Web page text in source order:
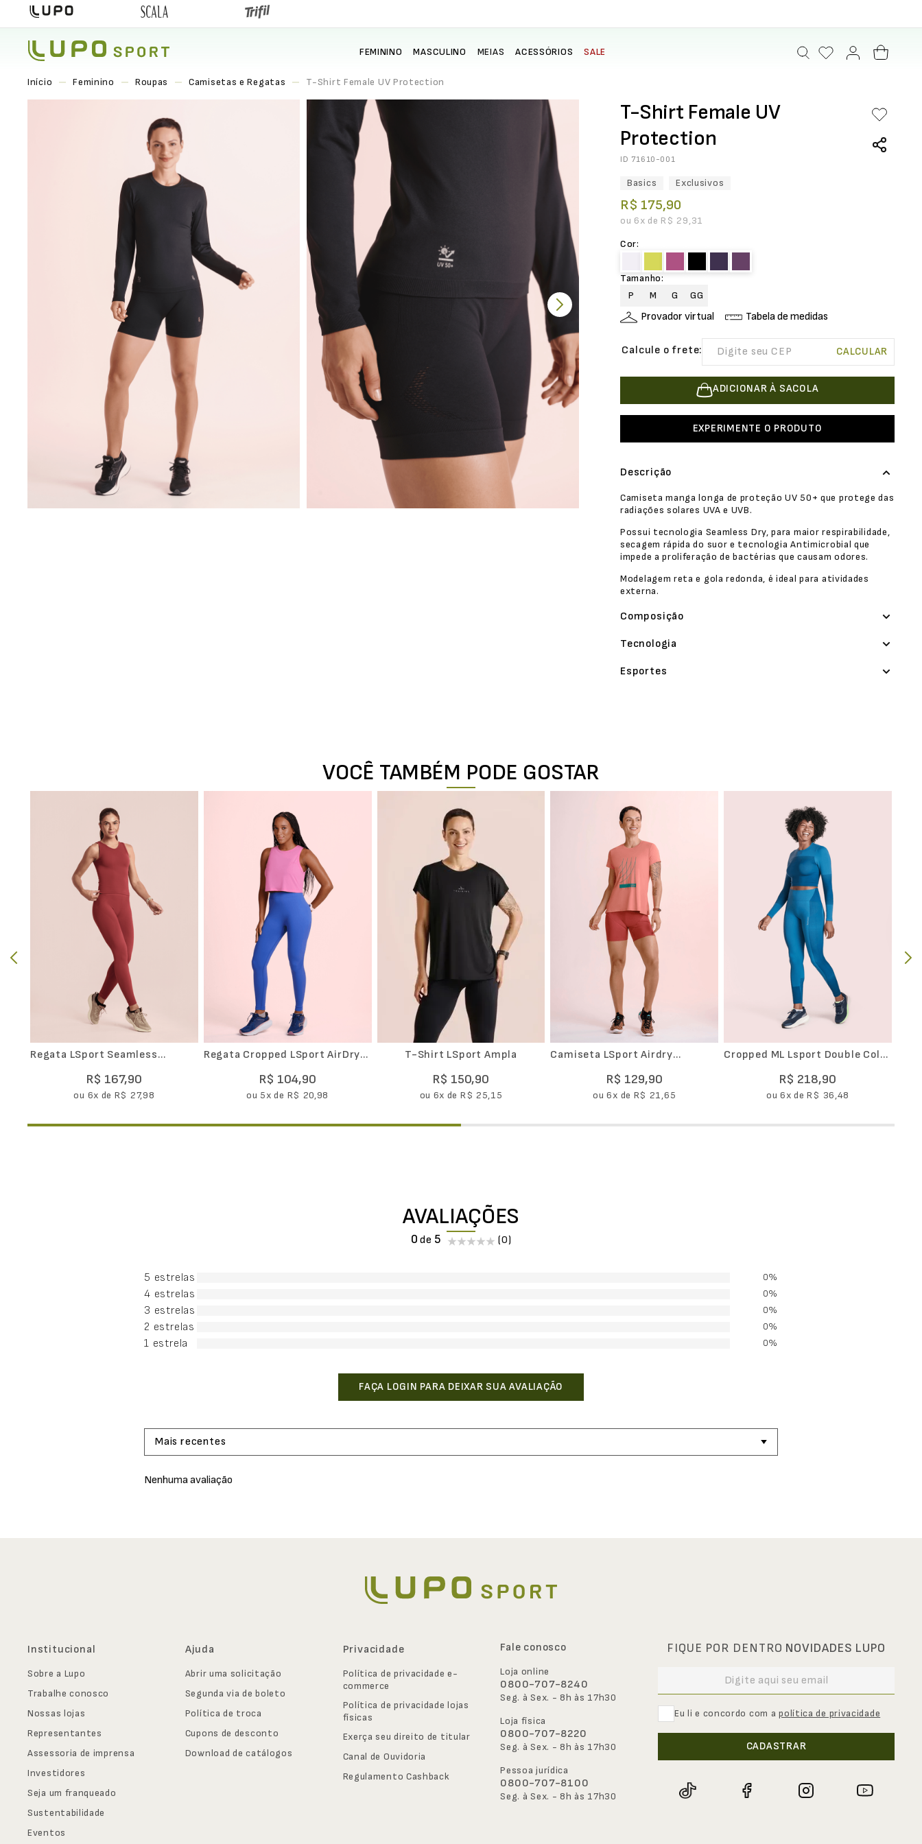
FEMININO MASCULINO MEIAS ACESSÓRIOS SALE
Feminino Roupas Camisetas e Regatas T-Shirt Female UV Protection
T-Shirt Female UV
Protection
ID 71610-001
Basics Exclusivos
R$ 175,90
ou 6x de R$ 29,31
Cor:
Tamanho:
P
M G GG
Provador virtual Tabela de medidas
ADICIONAR À SACOLA
EXPERIMENTE O PRODUTO
Descrição
Camiseta manga longa de proteção UV 50+ que protege das
radiações solares UVA e UVB.
Possui tecnologia Seamless Dry, para maior respirabilidade,
secagem rápida do suor e tecnologia Antimicrobial que
impede a proliferação de bactérias que causam odores.
Modelagem reta e gola redonda, é ideal para atividades
externa.
Composição
Tecnologia
Esportes
VOCÊ TAMBÉM PODE GOSTAR
Regata LSport Seamless
R$ 167,90
ou 6x de R$ 27,98
Regata Cropped LSport AirDry
R$ 104,90
ou 5x de R$ 20,98
T-Shirt LSport Ampla
R$ 150,90
ou 6x de R$ 25,15
Camiseta LSport Airdry
R$ 129,90
ou6x de R$ 21,65
Cropped ML Lsport Double Color
R$ 218,90
ou6x deR$ 36,48
AVALIAÇÕES
0 (0)
5 estrelas 0%
4 estrelas 0%
3 estrelas 0%
2 estrelas 0%
1 estrela 0%
Mais recentes
Nenhuma avaliação
Institucional
Sobre a Lupo
Trabalhe conosco
Nossas lojas
Representantes
Assessoria de imprensa
Investidores
Seja um franqueado
Sustentabilidade
Eventos
Ajuda
Abrir uma solicitação
Segunda via de boleto
Política de troca
Cupons de desconto
Download de catálogos
Privacidade
Política de privacidade e-
commerce
Política de privacidade lojas
físicas
Exerça seu direito de titular
Canal de Ouvidoria
Regulamento Cashback
Fale conosco
Loja online
0800-707-8240
Seg. à Sex. - 8h às 17h30
Loja física
0800-707-8220
Seg. à Sex. - 8h às 17h30
Pessoa jurídica
0800-707-8100
Seg. à Sex. - 8h às 17h30
FIQUE POR DENTRO NOVIDADES LUPO
Eu li e concordo com apolítica de privacidade
CADASTRAR